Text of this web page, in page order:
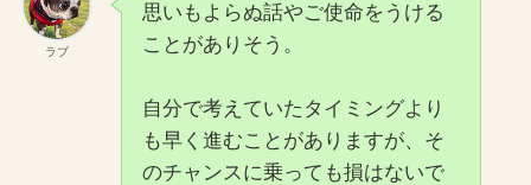
ラブ
思いもよらぬ話やご使命をうける
ことがありそう。
自分で考えていたタイミングより
も早く進むことがありますが、そ
のチャンスに乗っても損はないで